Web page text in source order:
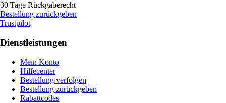
30 Tage Rückgaberecht
Bestellung zurückgeben
Trustpilot
Dienstleistungen
Mein Konto
Hilfecenter
Bestellung verfolgen
Bestellung zurückgeben
Rabattcodes